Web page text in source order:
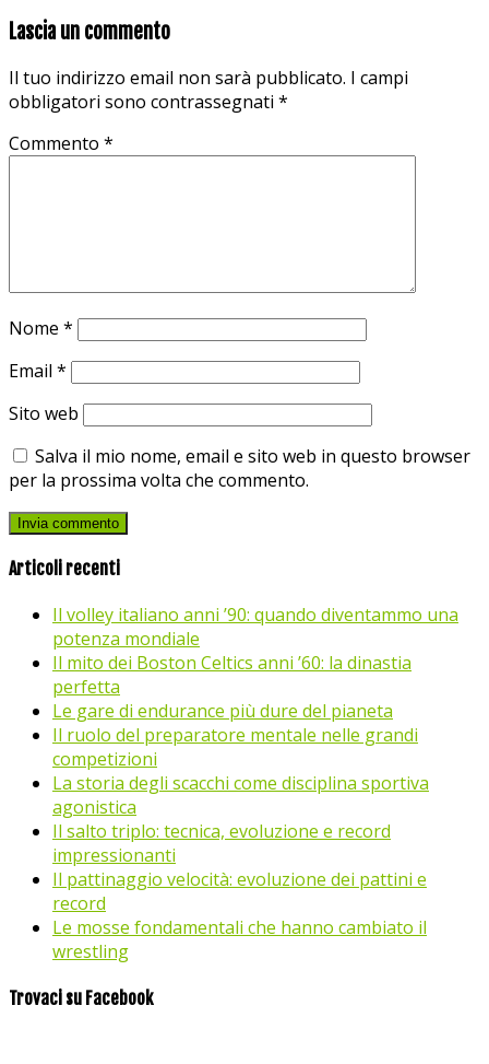
Lascia un commento
Il tuo indirizzo email non sarà pubblicato. I campi
obbligatori sono contrassegnati *
Commento *
Nome *
Email *
Sito web
Salva il mio nome, email e sito web in questo browser
per la prossima volta che commento.
Articoli recenti
Il volley italiano anni ’90: quando diventammo una
potenza mondiale
Il mito dei Boston Celtics anni ’60: la dinastia
perfetta
Le gare di endurance più dure del pianeta
Il ruolo del preparatore mentale nelle grandi
competizioni
La storia degli scacchi come disciplina sportiva
agonistica
Il salto triplo: tecnica, evoluzione e record
impressionanti
Il pattinaggio velocità: evoluzione dei pattini e
record
Le mosse fondamentali che hanno cambiato il
wrestling
Trovaci su Facebook